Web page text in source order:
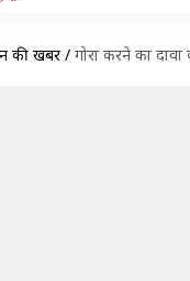
की खबरें / गोरा करने का